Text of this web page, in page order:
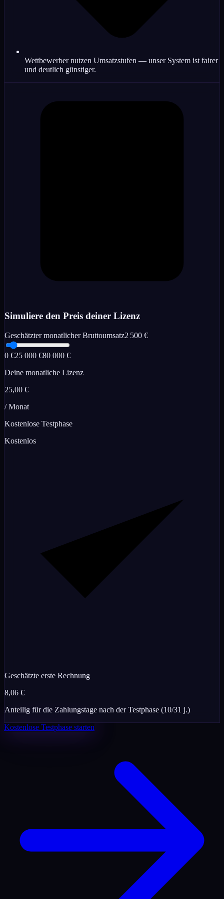
Wettbewerber nutzen Umsatzstufen — unser System ist fairer
und deutlich günstiger.
Simuliere den Preis deiner Lizenz
Geschätzter monatlicher Bruttoumsatz2 500 €
0 €25 000 €80 000 €
Deine monatliche Lizenz
25,00 €
/ Monat
Kostenlose Testphase
Kostenlos
Geschätzte erste Rechnung
8,06 €
Anteilig für die Zahlungstage nach der Testphase (10/31 j.)
Kostenlose Testphase starten